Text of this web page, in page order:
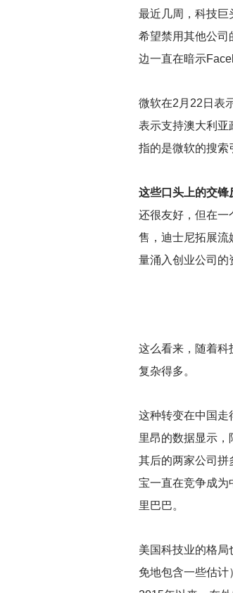
最近几周，科技巨
希望禁用其他公司
边一直在暗示
微软在2月22日表
表示支持澳大利亚
指的是微软的搜索
这些口头上的交
还很友好，但在一
售，迪士尼拓展流
量涌入创业公司的
这么看来，随着科
复杂得多。
这种转变在中国走
里昂的数据显示
其后的两家公司拼
宝一直在竞争成为
里巴巴。
美国科技业的格
免地包含一些估计